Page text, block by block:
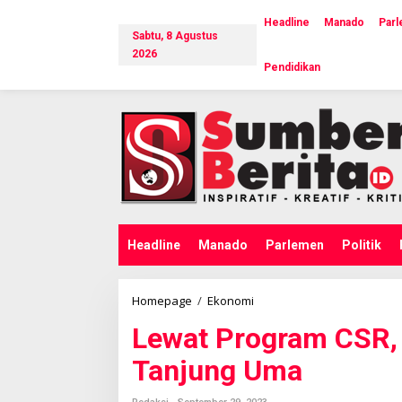
i
Sabtu, 8 Agustus
2026
Headline Manado
Pendidikan
Headline Manado Parlemen Politik
Homepage / Ekonomi
w
a
t
P
r
Lewat Program
Tanjung Uma